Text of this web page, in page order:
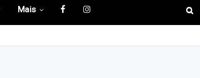
Mais